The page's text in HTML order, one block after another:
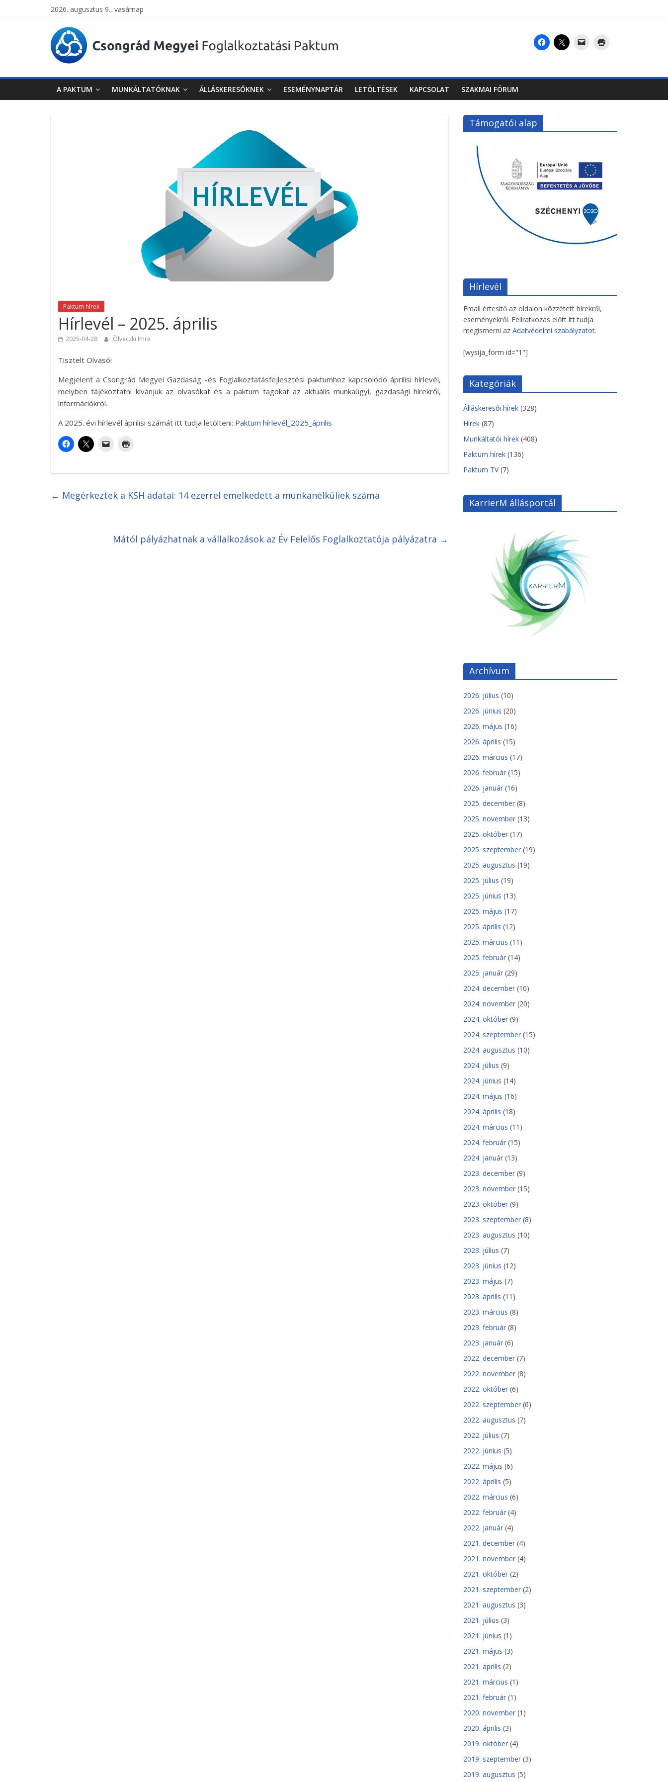
2026. augusztus 9., vasárnap
Csongrád
Megyei
Foglalkoztatási
A PAKTUM MUNKÁLTATÓKNAK ÁLLÁSKERESŐKNEK ESEMÉNYNAPTÁR LETÖLTÉSEK KAPCSOLAT SZAKMAI FÓRUM
Paktum hírek
Hírlevél – 2025. április
2025-04-28 Ölveczki Imre
Tisztelt Olvasó!
Megjelent a Csongrád Megyei Gazdaság -és Foglalkoztatásfejlesztési paktumhoz kapcsolódó áprilisi hírlevél,
melyben tájékoztatni kívánjuk az olvasókat és a paktum tagokat az aktuális munkaügyi, gazdasági hírekről,
információkról.
A 2025. évi hírlevél áprilisi számát itt tudja letölteni: Paktum hírlevél_2025_április
← Megérkeztek a KSH adatai: 14 ezerrel emelkedett a munkanélküliek száma
Mától pályázhatnak a vállalkozások az Év Felelős Foglalkoztatója pályázatra →
Támogatói alap
Hírlevél
Email értesítő az oldalon közzétett hírekről,
eseményekről. Feliratkozás előtt itt tudja
megismerni az Adatvédelmi szabályzatot.
[wysija_form id="1"]
Kategóriák
Álláskeresői hírek (328)
Hírek (87)
Munkáltatói hírek (408)
Paktum hírek (136)
Paktum TV(7)
KarrierM állásportál
Archívum
2026. július (10)
2026. június (20)
2026. május (16)
2026. április (15)
2026. március (17)
2026. február (15)
2026. január (16)
2025. december (8)
2025. november (13)
2025. október (17)
2025. szeptember (19)
2025. augusztus (19)
2025. július (19)
2025. június (13)
2025. május (17)
2025. április (12)
2025. március (11)
2025. február (14)
2025. január (29)
2024. december (10)
2024. november (20)
2024. október (9)
2024. szeptember (15)
2024. augusztus (10)
2024. július (9)
2024. június (14)
2024. május (16)
2024. április (18)
2024. március (11)
2024. február (15)
2024. január (13)
2023. december (9)
2023. november (15)
2023. október (9)
2023. szeptember (8)
2023. augusztus (10)
2023. július (7)
2023. június (12)
2023. május (7)
2023. április (11)
2023. március (8)
2023. február (8)
2023. január (6)
2022. december (7)
2022. november (8)
2022. október (6)
2022. szeptember (6)
2022. augusztus (7)
2022. július (7)
2022. június (5)
2022. május (6)
2022. április (5)
2022. március (6)
2022. február (4)
2022. január (4)
2021. december (4)
2021. november (4)
2021. október (2)
2021. szeptember (2)
2021. augusztus (3)
2021. július (3)
2021. június (1)
2021. május (3)
2021. április (2)
2021. március (1)
2021. február (1)
2020. november (1)
2020. április (3)
2019. október (4)
2019. szeptember (3)
2019. augusztus (5)